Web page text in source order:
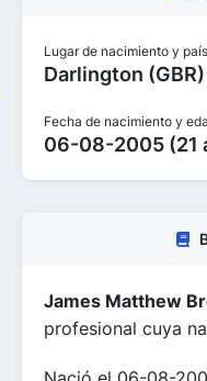
Lugar de nacimiento y país
Darlington (GBR)
Fecha de nacimiento y
06-08-2005 (21
James Matthew
profesional cuya